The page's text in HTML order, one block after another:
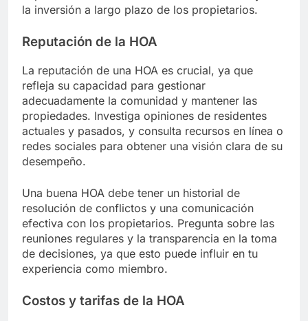
la inversión a largo plazo de los propietarios.
Reputación de la HOA
La reputación de una HOA es crucial, ya que
refleja su capacidad para gestionar
adecuadamente la comunidad y mantener las
propiedades. Investiga opiniones de residentes
actuales y pasados, y consulta recursos en línea o
redes sociales para obtener una visión clara de su
desempeño.
Una buena HOA debe tener un historial de
resolución de conflictos y una comunicación
efectiva con los propietarios. Pregunta sobre las
reuniones regulares y la transparencia en la toma
de decisiones, ya que esto puede influir en tu
experiencia como miembro.
Costos y tarifas de la HOA